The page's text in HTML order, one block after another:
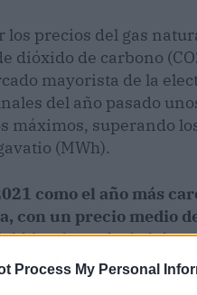
Process My Personal
los precios del gas
dióxido de carbono
mayorista de la
del año pasado
máximos, superando
(MWh).
como el año más
con un precio medio
a la espiral alcista
el 'pool' en el segundo